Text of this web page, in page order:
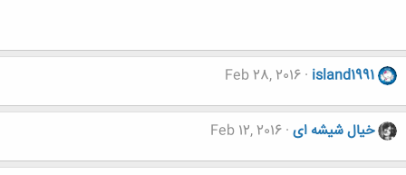
island1991
Feb 28, 2016
خیال شیشه ای Feb 12, 2016